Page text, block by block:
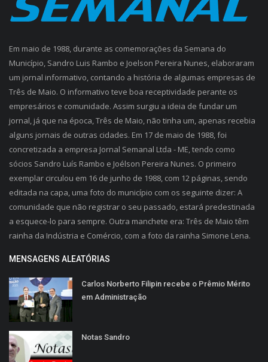
Em maio de 1988, durante as comemorações da Semana do
Município, Sandro Luis Rambo e Joelson Pereira Nunes, elaboraram
um jornal informativo, contando a história de algumas empresas de
Três de Maio. O informativo teve boa receptividade perante os
empresários e comunidade. Assim surgiu a ideia de fundar um
jornal, já que na época, Três de Maio, não tinha um, apenas recebia
alguns jornais de outras cidades. Em 17 de maio de 1988, foi
concretizada a empresa Jornal Semanal Ltda - ME, tendo como
sócios Sandro Luís Rambo e Joélson Pereira Nunes. O primeiro
exemplar circulou em 16 de junho de 1988, com 12 páginas, sendo
editada na capa, uma foto do município com os seguinte dizer: A
comunidade que não registrar o seu passado, estará predestinada
a esquece-lo para sempre. Outra manchete era: Três de Maio têm
rainha da Indústria e Comércio, com a foto da rainha Simone Lena.
MENSAGENS ALEATÓRIAS
Carlos Norberto Filipin recebe o Prêmio Mérito
em Administração
Notas Sandro